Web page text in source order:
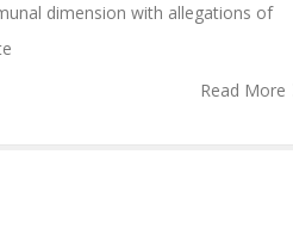
dimension with allegations of
Read More